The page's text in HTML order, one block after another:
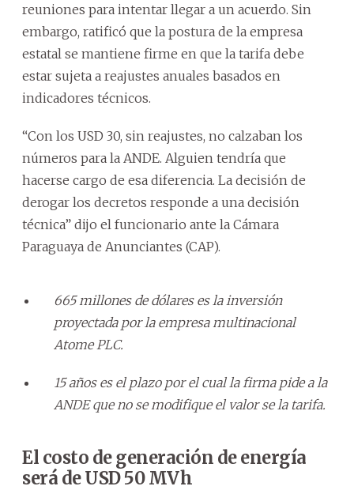
reuniones para intentar llegar a un acuerdo. Sin
embargo, ratificó que la postura de la empresa
estatal se mantiene firme en que la tarifa debe
estar sujeta a reajustes anuales basados en
indicadores técnicos.
“Con los USD 30, sin reajustes, no calzaban los
números para la ANDE. Alguien tendría que
hacerse cargo de esa diferencia. La decisión de
derogar los decretos responde a una decisión
técnica” dijo el funcionario ante la Cámara
Paraguaya de Anunciantes (CAP).
665 millones de dólares es la inversión
proyectada por la empresa multinacional
Atome PLC.
15 años es el plazo por el cual la firma pide a la
ANDE que no se modifique el valor se la tarifa.
El costo de generación de energía
será de USD 50 MVh